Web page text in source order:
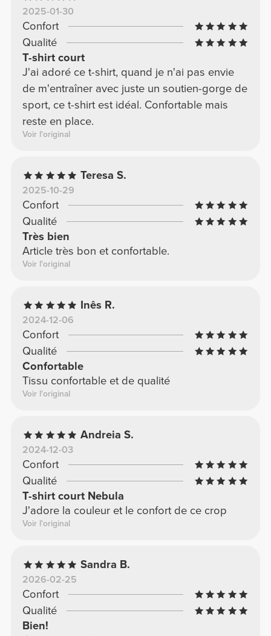
2025-01-30
Confort
Qualité
T-shirt court
J'ai adoré ce t-shirt, quand je n'ai pas envie
de m'entraîner avec juste un soutien-gorge de
sport, ce t-shirt est idéal. Confortable mais
reste en place.
Voir l'original
Teresa S.
2025-10-29
Confort
Qualité
Très bien
Article très bon et confortable.
Voir l'original
Inês R.
2024-12-06
Confort
Qualité
Confortable
Tissu confortable et de qualité
Voir l'original
Andreia S.
2024-12-03
Confort
Qualité
T-shirt court Nebula
J'adore la couleur et le confort de ce crop
Voir l'original
Sandra B.
2026-02-25
Confort
Qualité
Bien!